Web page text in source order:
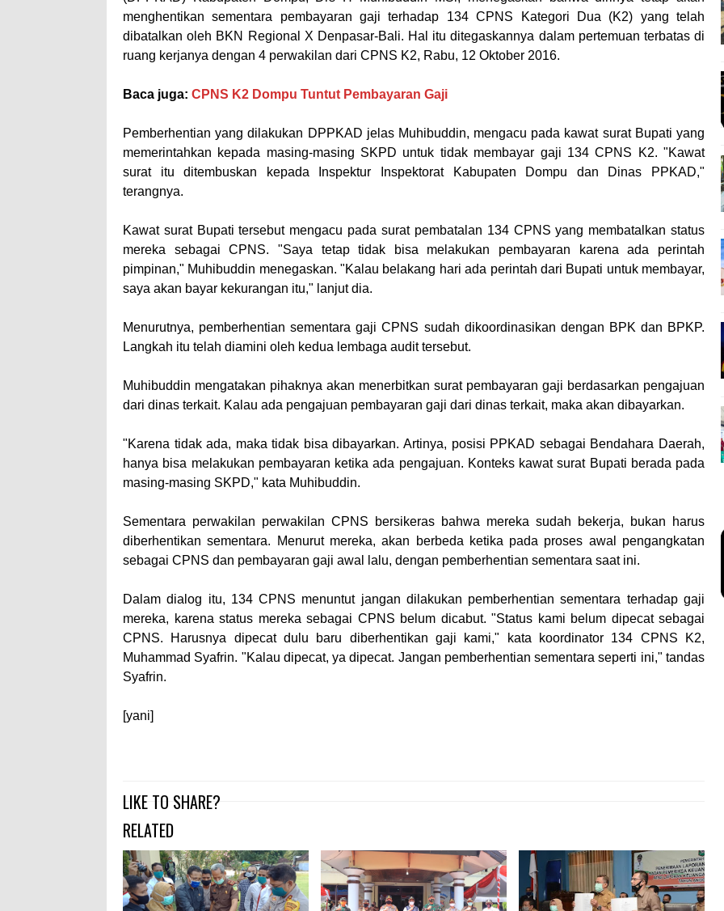
menghentikan sementara pembayaran gaji terhadap 134 CPNS Kategori Dua (K2) yang telah
dibatalkan oleh BKN Regional X Denpasar-Bali. Hal itu ditegaskannya dalam pertemuan terbatas di
ruang kerjanya dengan 4 perwakilan dari CPNS K2, Rabu, 12 Oktober 2016.
Baca juga: CPNS K2 Dompu Tuntut Pembayaran Gaji
Pemberhentian yang dilakukan DPPKAD jelas Muhibuddin, mengacu pada kawat surat Bupati yang
memerintahkan kepada masing-masing SKPD untuk tidak membayar gaji 134 CPNS K2. "Kawat
surat itu ditembuskan kepada Inspektur Inspektorat Kabupaten Dompu dan Dinas PPKAD,"
terangnya.
Kawat surat Bupati tersebut mengacu pada surat pembatalan 134 CPNS yang membatalkan status
mereka sebagai CPNS. "Saya tetap tidak bisa melakukan pembayaran karena ada perintah
pimpinan," Muhibuddin menegaskan. "Kalau belakang hari ada perintah dari Bupati untuk membayar,
saya akan bayar kekurangan itu," lanjut dia.
Menurutnya, pemberhentian sementara gaji CPNS sudah dikoordinasikan dengan BPK dan BPKP.
Langkah itu telah diamini oleh kedua lembaga audit tersebut.
Muhibuddin mengatakan pihaknya akan menerbitkan surat pembayaran gaji berdasarkan pengajuan
dari dinas terkait. Kalau ada pengajuan pembayaran gaji dari dinas terkait, maka akan dibayarkan.
"Karena tidak ada, maka tidak bisa dibayarkan. Artinya, posisi PPKAD sebagai Bendahara Daerah,
hanya bisa melakukan pembayaran ketika ada pengajuan. Konteks kawat surat Bupati berada pada
masing-masing SKPD," kata Muhibuddin.
Sementara perwakilan perwakilan CPNS bersikeras bahwa mereka sudah bekerja, bukan harus
diberhentikan sementara. Menurut mereka, akan berbeda ketika pada proses awal pengangkatan
sebagai CPNS dan pembayaran gaji awal lalu, dengan pemberhentian sementara saat ini.
Dalam dialog itu, 134 CPNS menuntut jangan dilakukan pemberhentian sementara terhadap gaji
mereka, karena status mereka sebagai CPNS belum dicabut. "Status kami belum dipecat sebagai
CPNS. Harusnya dipecat dulu baru diberhentikan gaji kami," kata koordinator 134 CPNS K2,
Muhammad Syafrin. "Kalau dipecat, ya dipecat. Jangan pemberhentian sementara seperti ini," tandas
Syafrin.
[yani]
LIKE TO SHARE?
RELATED